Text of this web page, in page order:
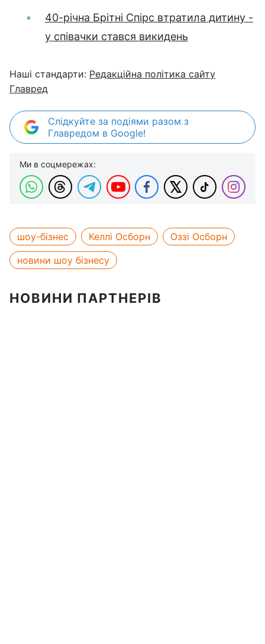
40-річна Брітні Спірс втратила дитину -
у співачки стався викидень
Наші стандарти: Редакційна політика сайту
Главред
Слідкуйте за подіями разом з
Главредом в Google!
Ми в соцмережах:
шоу-бізнес Келлі Осборн
Оззі Осборн
новини шоу бізнесу
НОВИНИ ПАРТНЕРІВ